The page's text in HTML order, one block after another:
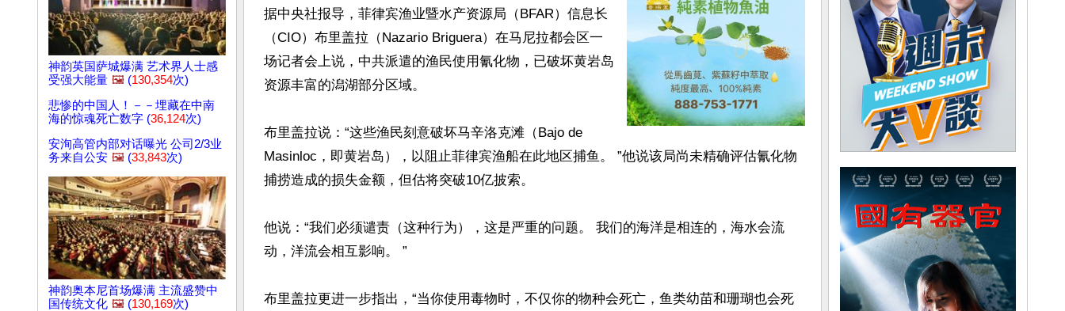
神韵英国萨城爆满 艺术界人士感
受强大能量 🖼️ (130,354次)
悲惨的中国人！－－埋藏在中南
海的惊魂死亡数字 (36,124次)
安洵高管内部对话曝光 公司2/3业
务来自公安 🖼️ (33,843次)
神韵奥本尼首场爆满 主流盛赞中
国传统文化 🖼️ (130,169次)
据中央社报导，菲律宾渔业暨水产资源局（BFAR）信息长
（CIO）布里盖拉（Nazario Briguera）在马尼拉都会区一
场记者会上说，中共派遣的渔民使用氰化物，已破坏黄岩岛
资源丰富的潟湖部分区域。
布里盖拉说：“这些渔民刻意破坏马辛洛克滩（Bajo de
Masinloc，即黄岩岛），以阻止菲律宾渔船在此地区捕鱼。 ”他说该局尚未精确评估氰化物
捕捞造成的损失金额，但估将突破10亿披索。
他说：“我们必须谴责（这种行为），这是严重的问题。 我们的海洋是相连的，海水会流
动，洋流会相互影响。 ”
布里盖拉更进一步指出，“当你使用毒物时，不仅你的物种会死亡，鱼类幼苗和珊瑚也会死